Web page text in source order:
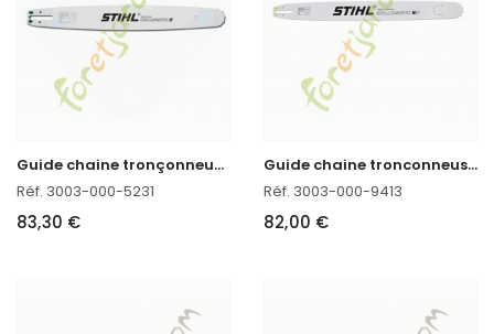
G
uide chaine tronçonneuse 60 CM Stihl réf. 3003-000-5231 en stock
Réf. 3003-000-5231
83,30 €
G
uide chaine tronconneuse 40 CM Stihl 3003-000-9413
Réf. 3003-000-9413
82,00 €